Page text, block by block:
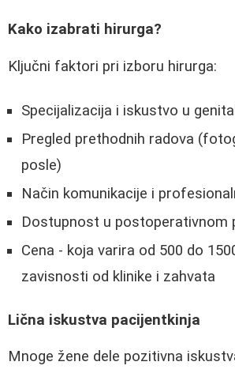
Kako izabrati hirurga?
Ključni faktori pri izboru hirurga:
Specijalizacija i iskustvo u
Pregled prethodnih radova
posle)
Način komunikacije i
Dostupnost u postoperativnom
Cena - koja varira od 500 do
zavisnosti od klinike i zahvata
Lična iskustva pacijentkinja
Mnoge žene dele pozitivna